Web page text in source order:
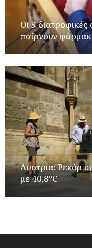
Οι 5
παίρνουν
Αυστρία: Ρεκόρ
με 40,8°C